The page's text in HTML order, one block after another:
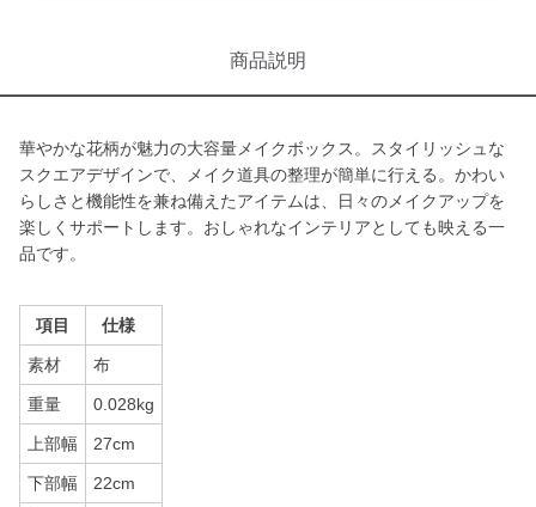
商品説明
華やかな花柄が魅力の大容量メイクボックス。スタイリッシュな
スクエアデザインで、メイク道具の整理が簡単に行える。かわい
らしさと機能性を兼ね備えたアイテムは、日々のメイクアップを
楽しくサポートします。おしゃれなインテリアとしても映える一
品です。
項目 仕様
素材 布
重量 0.028kg
上部幅 27cm
下部幅 22cm